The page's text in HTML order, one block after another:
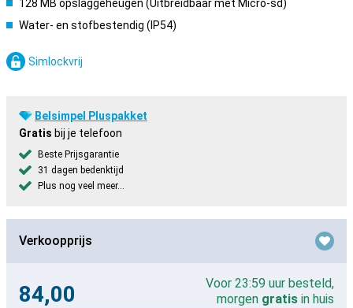
128 MB opslaggeheugen (Uitbreidbaar met Micro-sd)
Water- en stofbestendig (IP54)
Simlockvrij
Belsimpel Pluspakket
Gratis bij je telefoon
Beste Prijsgarantie
31 dagen bedenktijd
Plus nog veel meer...
Verkoopprijs
84,00
Voor 23:59 uur besteld,
morgen gratis in huis